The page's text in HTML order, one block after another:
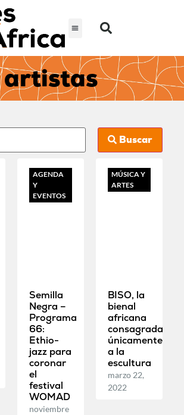
artistas
Buscar
AGENDA
Y
EVENTOS
Semilla
Negra –
Programa
66:
Ethio-
jazz para
coronar
el
festival
WOMAD
noviembre
MÚSICA Y
ARTES
BISO, la
bienal
africana
consagrada
únicamente
a la
escultura
marzo 22,
2022